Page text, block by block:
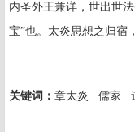
内圣外王兼详，世出世
宝”也。太炎思想之归宿
关键词 ： 章太炎 儒家